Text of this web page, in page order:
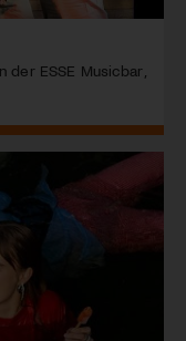
der ESSE Musicbar,